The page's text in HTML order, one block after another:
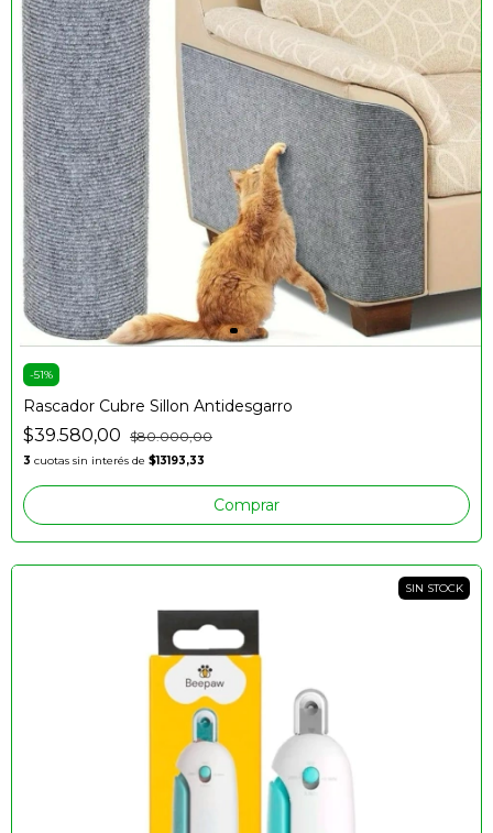
-51%
Rascador Cubre Sillon Antidesgarro
$39.580,00 $80.000,00
3 cuotas sin interés de $13193,33
Comprar
SIN STOCK